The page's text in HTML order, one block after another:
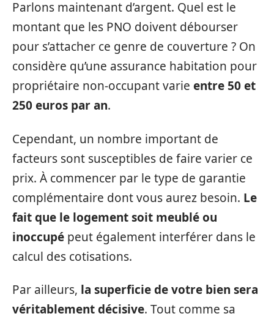
Parlons maintenant d’argent. Quel est le
montant que les PNO doivent débourser
pour s’attacher ce genre de couverture ? On
considère qu’une assurance habitation pour
propriétaire non-occupant varie entre 50 et
250 euros par an.
Cependant, un nombre important de
facteurs sont susceptibles de faire varier ce
prix. À commencer par le type de garantie
complémentaire dont vous aurez besoin. Le
fait que le logement soit meublé ou
inoccupé peut également interférer dans le
calcul des cotisations.
Par ailleurs, la superficie de votre bien sera
véritablement décisive. Tout comme sa